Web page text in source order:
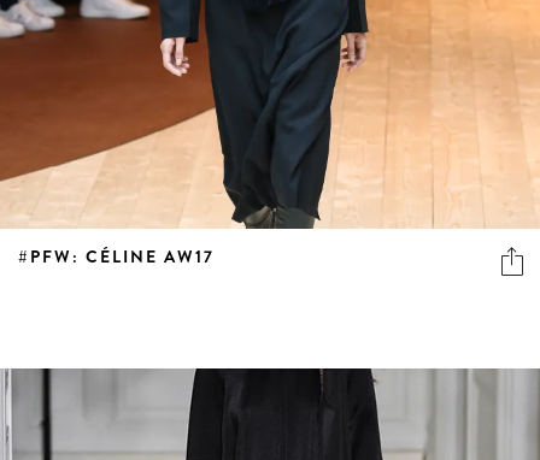
#PFW: CÉLINE AW17